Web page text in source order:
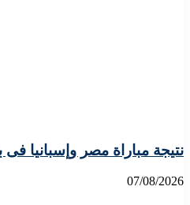
نتيجة مباراة مصر وإسبانيا فى
07/08/2026